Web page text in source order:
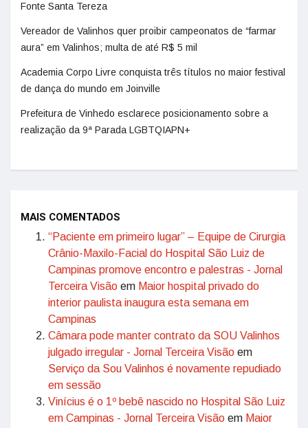
Fonte Santa Tereza
Vereador de Valinhos quer proibir campeonatos de “farmar
aura” em Valinhos; multa de até R$ 5 mil
Academia Corpo Livre conquista três títulos no maior festival
de dança do mundo em Joinville
Prefeitura de Vinhedo esclarece posicionamento sobre a
realização da 9ª Parada LGBTQIAPN+
MAIS COMENTADOS
“Paciente em primeiro lugar” – Equipe de Cirurgia
Crânio-Maxilo-Facial do Hospital São Luiz de
Campinas promove encontro e palestras - Jornal
Terceira Visão em Maior hospital privado do
interior paulista inaugura esta semana em
Campinas
Câmara pode manter contrato da SOU Valinhos
julgado irregular - Jornal Terceira Visão em
Serviço da Sou Valinhos é novamente repudiado
em sessão
Vinícius é o 1º bebê nascido no Hospital São Luiz
em Campinas - Jornal Terceira Visão em Maior